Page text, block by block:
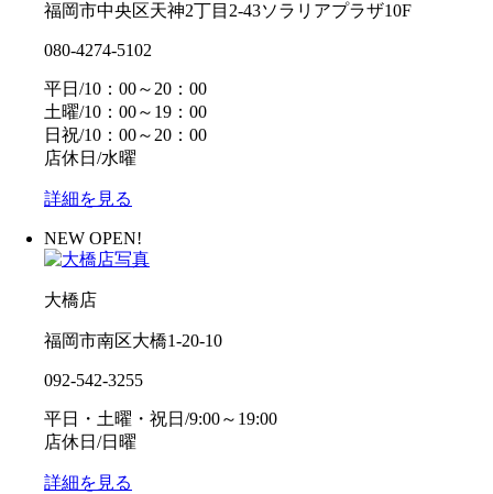
福岡市中央区天神2丁目2-43ソラリアプラザ10F
080-4274-5102
平日/10：00～20：00
土曜/10：00～19：00
日祝/10：00～20：00
店休日/水曜
詳細を見る
NEW OPEN!
大橋店
福岡市南区大橋1-20-10
092-542-3255
平日・土曜・祝日/9:00～19:00
店休日/日曜
詳細を見る